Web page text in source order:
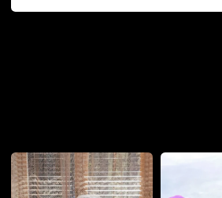
Pottera přišla s ráznou